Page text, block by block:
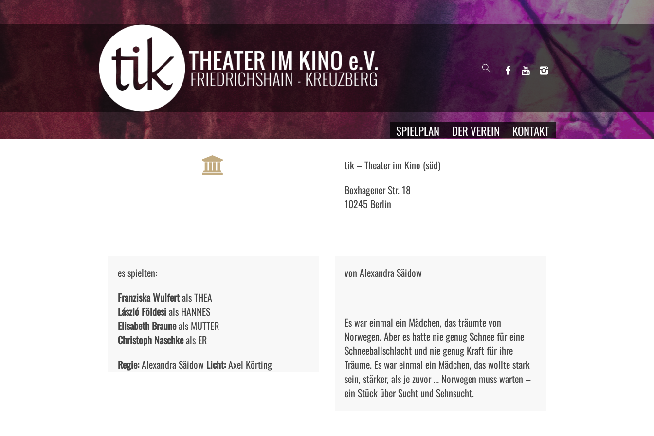
SPIELPLAN DER VEREIN KONTAKT
tik – Theater im Kino (süd)
Boxhagener Str. 18
10245 Berlin
es spielten:
Franziska Wulfertals THEA
László Földesials HANNES
Elisabeth Brauneals MUTTER
Christoph Naschkeals ER
Regie:Alexandra Säidow Licht:Axel Körting
von Alexandra Säidow
Es war einmal ein Mädchen, das träumte von
Norwegen. Aber es hatte nie genug Schnee für eine
Schneeballschlacht und nie genug Kraft für ihre
Träume. Es war einmal ein Mädchen, das wollte stark
sein, stärker, als je zuvor … Norwegen muss warten –
ein Stück über Sucht und Sehnsucht.